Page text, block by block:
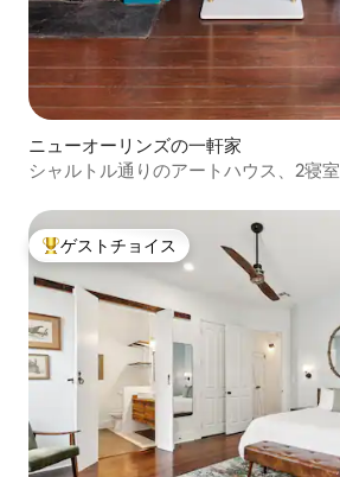
ニューオーリンズの一軒家
シャルトル通りのアートハウス、2寝室
大好評のゲストチョイスです。
ゲストチョイス